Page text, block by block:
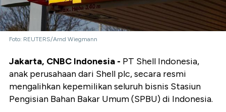
Foto: REUTERS/Arnd Wiegmann
Jakarta, CNBC Indonesia - PT Shell Indonesia,
anak perusahaan dari Shell plc, secara resmi
mengalihkan kepemilikan seluruh bisnis Stasiun
Pengisian Bahan Bakar Umum (SPBU) di Indonesia.